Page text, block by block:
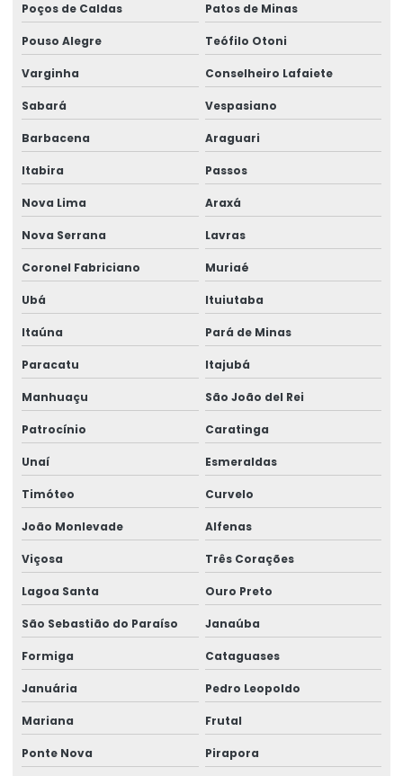
Poços de Caldas Patos de Minas
Pouso Alegre Teófilo Otoni
Varginha Conselheiro Lafaiete
Sabará Vespasiano
Barbacena Araguari
Itabira Passos
Nova Lima Araxá
Nova Serrana Lavras
Coronel Fabriciano Muriaé
Ubá Ituiutaba
Itaúna Pará de Minas
Paracatu Itajubá
Manhuaçu São João del Rei
Patrocínio Caratinga
Unaí Esmeraldas
Timóteo Curvelo
João Monlevade Alfenas
Viçosa Três Corações
Lagoa Santa Ouro Preto
São Sebastião do Paraíso Janaúba
Formiga Cataguases
Januária Pedro Leopoldo
Mariana Frutal
Ponte Nova Pirapora